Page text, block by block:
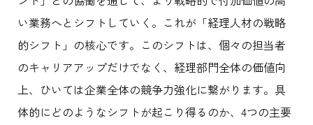
い業務へとシフトしていく。これが「経理人材の戦略
的シフト」の核心です。このシフトは、個々の担当者
のキャリアアップだけでなく、経理部門全体の価値向
上、ひいては企業全体の競争力強化に繋がります。具
体的にどのようなシフトが起こり得るのか、4つの主要